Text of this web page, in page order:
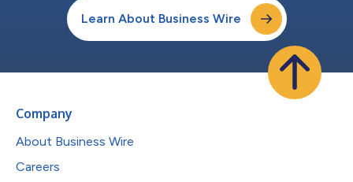
Learn About Business Wire
Company
About Business Wire
Careers